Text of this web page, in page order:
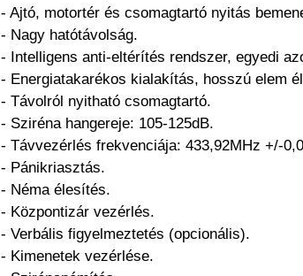
- Ajtó, motortér és csomagtartó nyitás
- Nagy hatótávolság.
- Intelligens anti-eltérítés rendszer, egyedi
- Energiatakarékos kialakítás, hosszú elem
- Távolról nyitható csomagtartó.
- Sziréna hangereje: 105-125dB.
- Távvezérlés frekvenciája: 433,92MHz +/-
- Pánikriasztás.
- Néma élesítés.
- Központizár vezérlés.
- Verbális figyelmeztetés (opcionális).
- Kimenetek vezérlése.